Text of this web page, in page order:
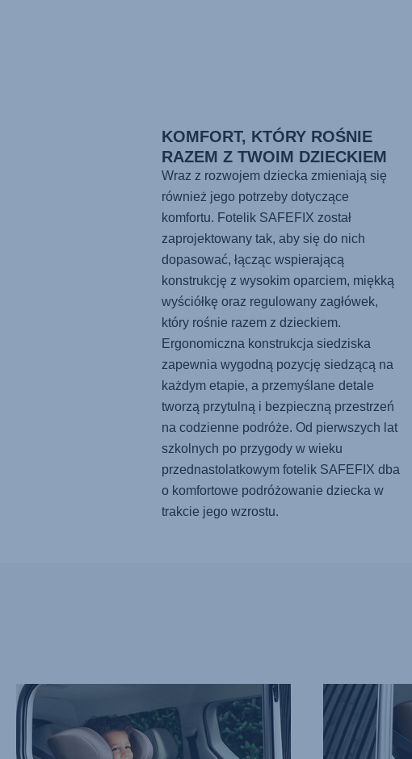
KOMFORT, KTÓRY ROŚNIE
RAZEM Z TWOIM DZIECKIEM
Wraz z rozwojem dziecka zmieniają się
również jego potrzeby dotyczące
komfortu. Fotelik SAFEFIX został
zaprojektowany tak, aby się do nich
dopasować, łącząc wspierającą
konstrukcję z wysokim oparciem, miękką
wyściółkę oraz regulowany zagłówek,
który rośnie razem z dzieckiem.
Ergonomiczna konstrukcja siedziska
zapewnia wygodną pozycję siedzącą na
każdym etapie, a przemyślane detale
tworzą przytulną i bezpieczną przestrzeń
na codzienne podróże. Od pierwszych lat
szkolnych po przygody w wieku
przednastolatkowym fotelik SAFEFIX dba
o komfortowe podróżowanie dziecka w
trakcie jego wzrostu.
SPOKOJNA
PODRÓŻ
EASYRECLINE,
ZAAWANSOWANA
OCHRONA
PRZY
UDERZENIU